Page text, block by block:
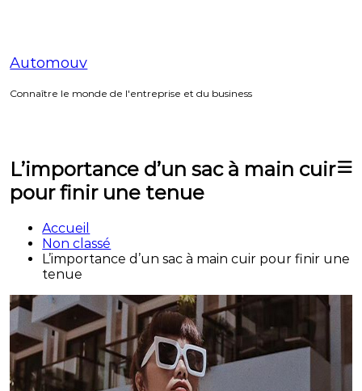
Automouv
Connaître le monde de l'entreprise et du business
L’importance d’un sac à main cuir
pour finir une tenue
Accueil
Non classé
L’importance d’un sac à main cuir pour finir une
tenue